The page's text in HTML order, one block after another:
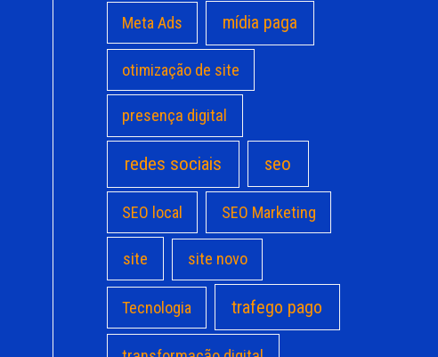
Meta Ads mídia paga
otimização de site
presença digital
redes sociais seo
SEO local SEO Marketing
site site novo
Tecnologia trafego pago